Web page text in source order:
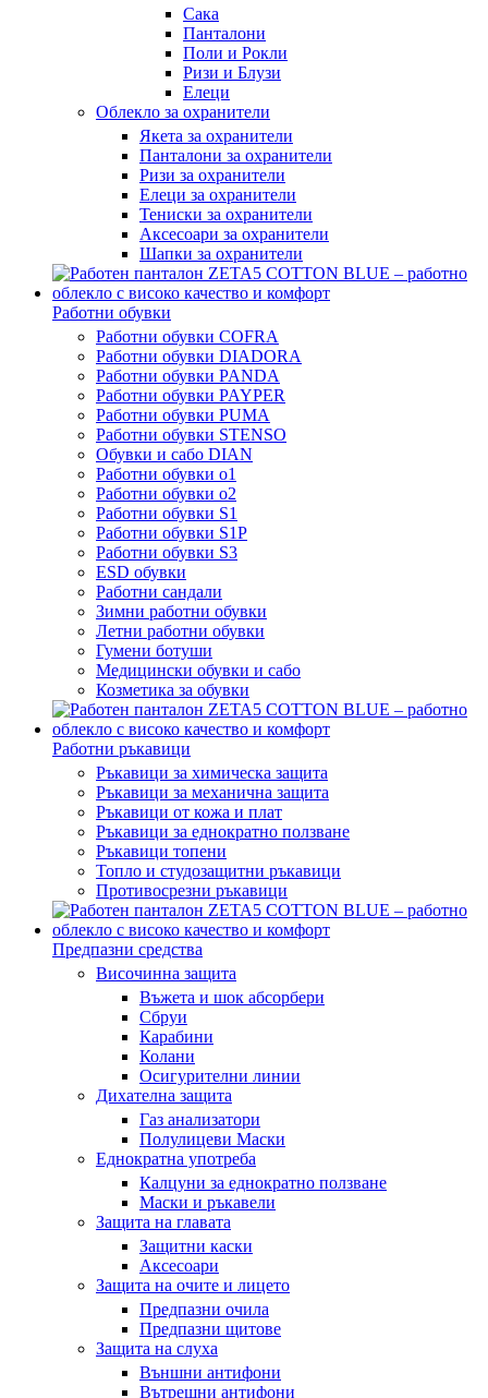
Сака
Панталони
Поли и Рокли
Ризи и Блузи
Елеци
Облекло за охранители
Якета за охранители
Панталони за охранители
Ризи за охранители
Елеци за охранители
Тениски за охранители
Аксесоари за охранители
Шапки за охранители
Работни обувки
Работни обувки COFRA
Работни обувки DIADORA
Работни обувки PANDA
Работни обувки PAYPER
Работни обувки PUMA
Работни обувки STENSO
Обувки и сабо DIAN
Работни обувки o1
Работни обувки o2
Работни обувки S1
Работни обувки S1P
Работни обувки S3
ESD обувки
Работни сандали
Зимни работни обувки
Летни работни обувки
Гумени ботуши
Медицински обувки и сабо
Козметика за обувки
Работни ръкавици
Ръкавици за химическа защита
Ръкавици за механична защита
Ръкавици от кожа и плат
Ръкавици за еднократно ползване
Ръкавици топени
Топло и студозащитни ръкавици
Противосрезни ръкавици
Предпазни средства
Височинна защита
Въжета и шок абсорбери
Сбруи
Карабини
Колани
Осигурителни линии
Дихателна защита
Газ анализатори
Полулицеви Маски
Еднократна употреба
Калцуни за еднократно ползване
Маски и ръкавели
Защита на главата
Защитни каски
Аксесоари
Защита на очите и лицето
Предпазни очила
Предпазни щитове
Защита на слуха
Външни антифони
Вътрешни антифони